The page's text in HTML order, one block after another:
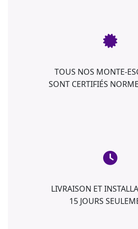
TOUS NOS MONTE-
SONT CERTIFIÉS
LIVRAISON ET
15 JOURS